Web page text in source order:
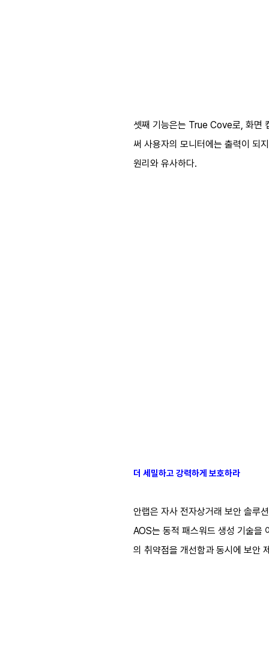
셋째 기능은는 True Cove로, 화면
써 사용자의 모니터에는 출력이 되
원리와 유사하다.
더 세밀하고 강력하게 보호하라
안랩은 자사 전자상거래 보안 솔루
AOS는 동적 패스워드 생성 기술을
의 취약점을 개선함과 동시에 보안